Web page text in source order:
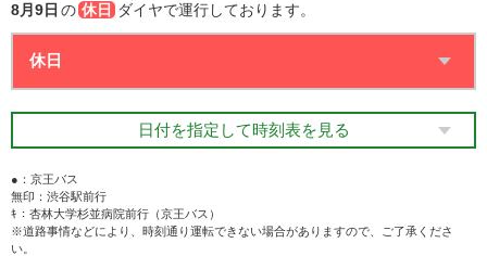
8月9日 の 休日 ダイヤで運行しております。
日付を指定して時刻表を見る
●：京王バス
無印：渋谷駅前行
ｷ：杏林大学杉並病院前行（京王バス）
※道路事情などにより、時刻通り運転できない場合がありますので、ご了承くださ
い。